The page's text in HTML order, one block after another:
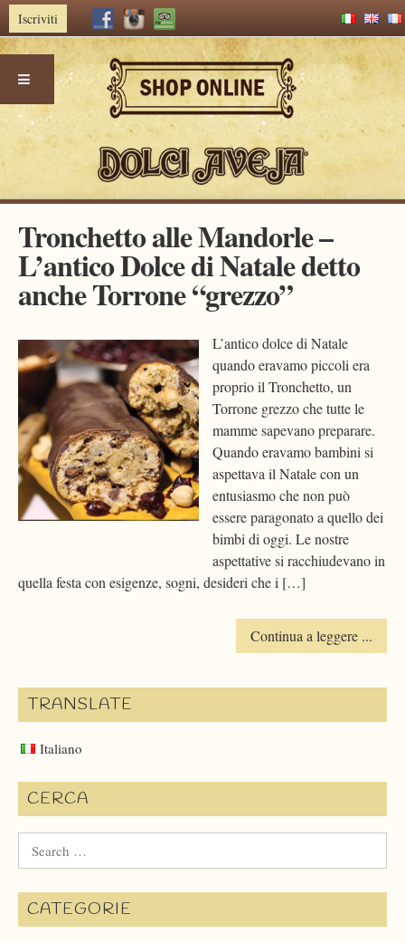
Iscriviti
contentTronchetto alle Mandorle –
L’antico Dolce di Natale detto
anche Torrone “grezzo”
L’antico dolce di Natale
quando eravamo piccoli era
proprio il Tronchetto, un
Torrone grezzo che tutte le
mamme sapevano preparare.
Quando eravamo bambini si
aspettava il Natale con un
entusiasmo che non può
essere paragonato a quello dei
bimbi di oggi. Le nostre
aspettative si racchiudevano in
quella festa con esigenze, sogni, desideri che i […]
Continua a leggere ...
TRANSLATE
Italiano
CERCA
for:
CATEGORIE